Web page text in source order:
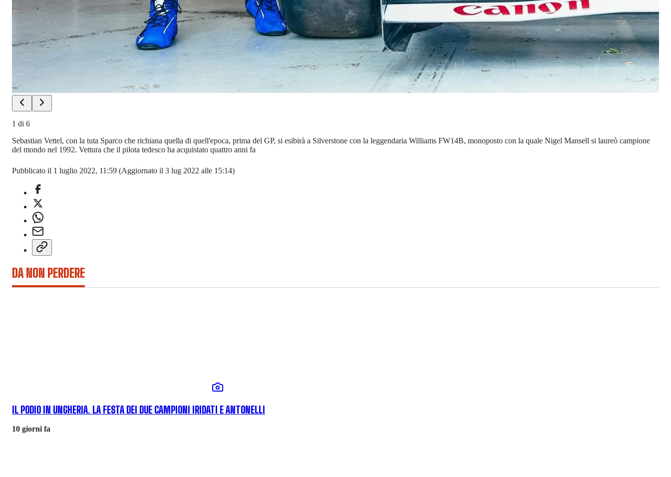
1 di 6
Sebastian Vettel, con la tuta Sparco che richiana quella di quell'epoca, prima del GP, si esibirà a Silverstone con la leggendaria Williams FW14B, monoposto con la quale Nigel Mansell si laureò campione
del mondo nel 1992. Vettura che il pilota tedesco ha acquistato quattro anni fa
Pubblicato il 1 luglio 2022, 11:59 (Aggiornato il 3 lug 2022 alle 15:14)
DA NON PERDERE
IL PODIO IN UNGHERIA. LA FESTA DEI DUE CAMPIONI IRIDATI E ANTONELLI
10 giorni fa